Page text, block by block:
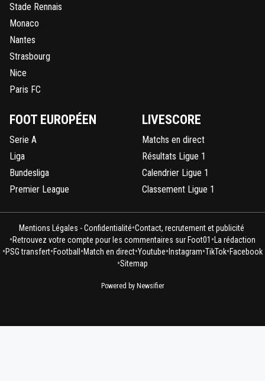
Stade Rennais
Monaco
Nantes
Strasbourg
Nice
Paris FC
FOOT EUROPÉEN
Serie A
Liga
Bundesliga
Premier League
LIVESCORE
Matchs en direct
Résultats Ligue 1
Calendrier Ligue 1
Classement Ligue 1
Mentions Légales - Confidentialité•Contact, recrutement et publicité
•Retrouvez votre compte pour les commentaires sur Foot01 •La rédaction
•PSG transfert•Football •Match en direct•Youtube• Instagram•TikTok•Facebook
•Sitemap
Powered by Newsifier